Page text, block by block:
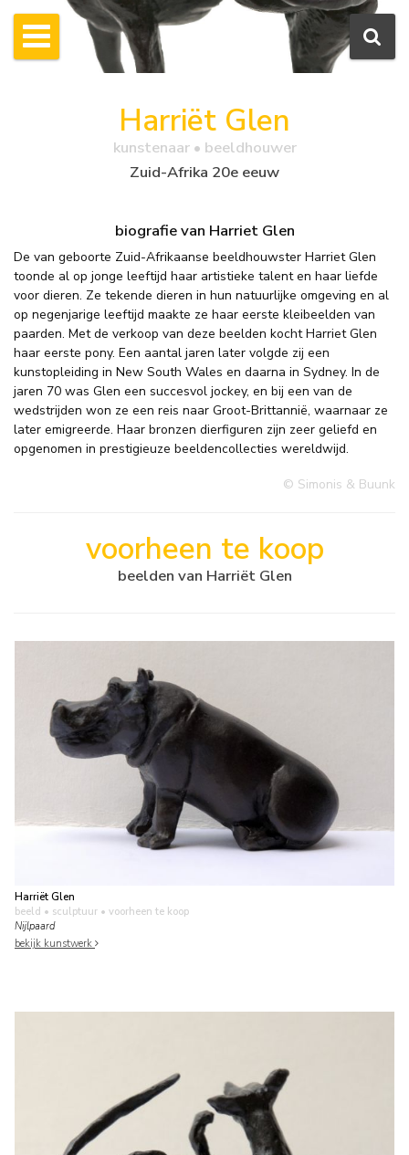
Harriët Glen
kunstenaar • beeldhouwer
Zuid-Afrika 20e eeuw
biografie van Harriet Glen
De van geboorte Zuid-Afrikaanse beeldhouwster Harriet Glen
toonde al op jonge leeftijd haar artistieke talent en haar liefde
voor dieren. Ze tekende dieren in hun natuurlijke omgeving en al
op negenjarige leeftijd maakte ze haar eerste kleibeelden van
paarden. Met de verkoop van deze beelden kocht Harriet Glen
haar eerste pony. Een aantal jaren later volgde zij een
kunstopleiding in New South Wales en daarna in Sydney. In de
jaren 70 was Glen een succesvol jockey, en bij een van de
wedstrijden won ze een reis naar Groot-Brittannië, waarnaar ze
later emigreerde. Haar bronzen dierfiguren zijn zeer geliefd en
opgenomen in prestigieuze beeldencollecties wereldwijd.
© Simonis & Buunk
voorheen te koop
beelden van Harriët Glen
Harriët Glen
beeld • sculptuur • voorheen te koop
Nijlpaard
bekijk kunstwerk